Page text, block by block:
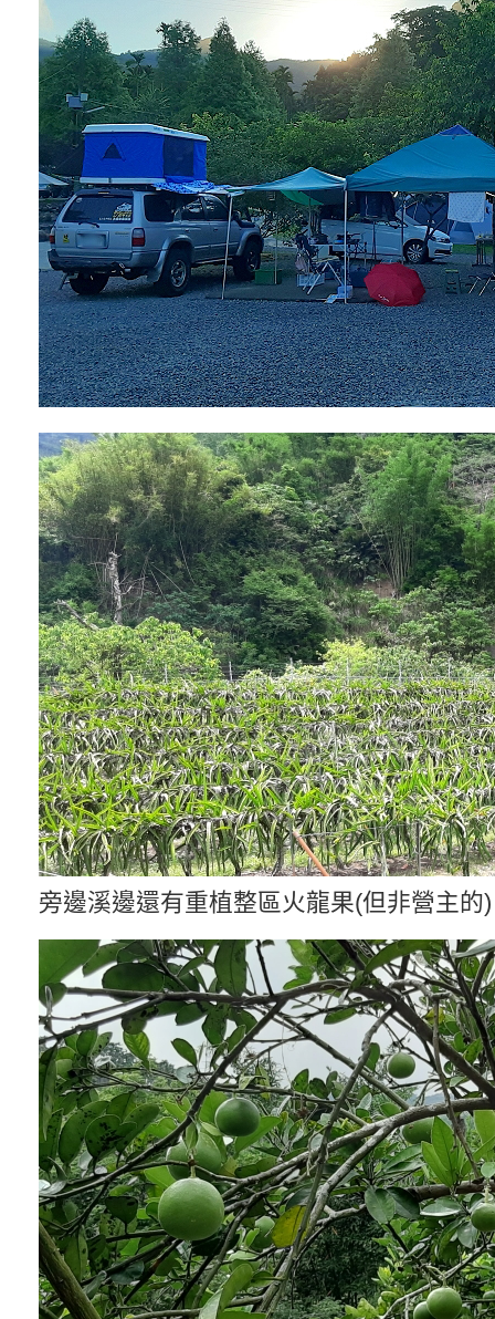
旁邊溪邊還有重植整區火龍果(但非營主的